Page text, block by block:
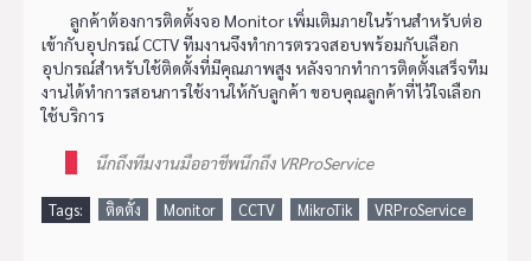
ลูกค้าต้องการติดตั้งจอ Monitor เพิ่มเติมภายในร้านสำหรับต่อ
เข้ากับอุปกรณ์ CCTV ทีมงานจึงทำการตรวจสอบพร้อมกับเลือก
อุปกรณ์สำหรับใช้ติดตั้งที่มีคุณภาพสูง หลังจากทำการติดตั้งเสร็จทีม
งานได้ทำการสอนการใช้งานให้กับลูกค้า ขอบคุณลูกค้าที่ไว้ใจเลือก
ใช้บริการ
นึกถึงทีมงานมืออาชีพนึกถึง VRProService
Tags: ติดตั้ง Monitor CCTV MikroTik VRProService